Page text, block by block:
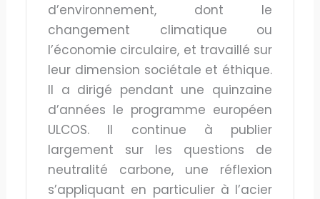
d’environnement, dont le
changement climatique ou
l’économie circulaire, et travaillé sur
leur dimension sociétale et éthique.
Il a dirigé pendant une quinzaine
d’années le programme européen
ULCOS. Il continue à publier
largement sur les questions de
neutralité carbone, une réflexion
s’appliquant en particulier à l’acier